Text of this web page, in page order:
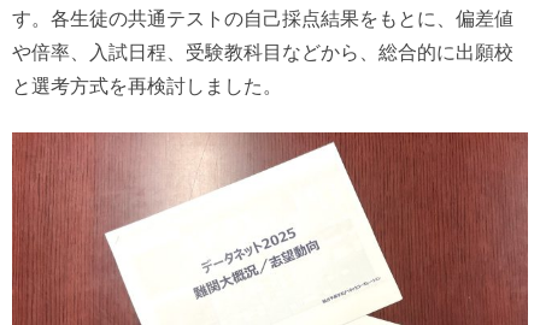
す。各生徒の共通テストの自己採点結果をもとに、偏差値
や倍率、入試日程、受験教科目などから、総合的に出願校
と選考方式を再検討しました。